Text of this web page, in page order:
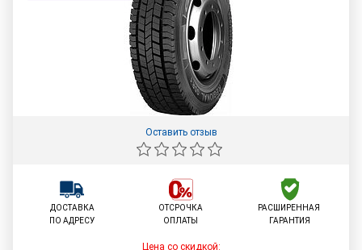
Оставить отзыв
ДОСТАВКА
ПО АДРЕСУ
ОТСРОЧКА
ОПЛАТЫ
РАСШИРЕННАЯ
ГАРАНТИЯ
Цена со скидкой: